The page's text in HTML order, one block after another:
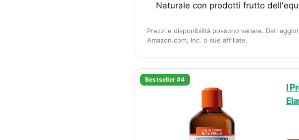
Naturale con prodotti frutto
Prezzi e disponibilità possono variare. Dati
Amazon.com, Inc. o sue affiliate.
Bestseller #4
I